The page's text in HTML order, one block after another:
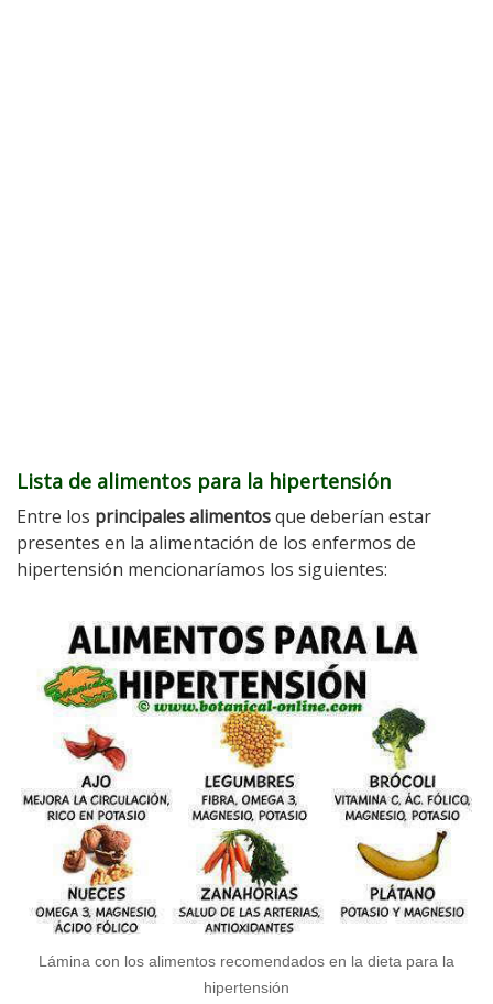
Lista de alimentos para la hipertensión
Entre los principales alimentosque deberían estar
presentes en la alimentación de los enfermos de
hipertensión mencionaríamos los siguientes:
Lámina con los alimentos recomendados en la dieta para la
hipertensión